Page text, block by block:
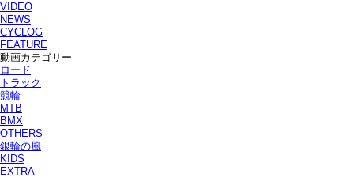
VIDEO
NEWS
CYCLOG
FEATURE
動画カテゴリー
ロード
トラック
競輪
MTB
BMX
OTHERS
銀輪の風
KIDS
EXTRA